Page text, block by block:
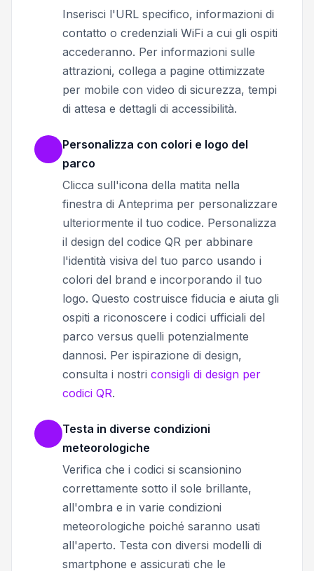
Inserisci l'URL specifico, informazioni di
contatto o credenziali WiFi a cui gli ospiti
accederanno. Per informazioni sulle
attrazioni, collega a pagine ottimizzate
per mobile con video di sicurezza, tempi
di attesa e dettagli di accessibilità.
Personalizza con colori e logo del
parco
Clicca sull'icona della matita nella
finestra di Anteprima per personalizzare
ulteriormente il tuo codice. Personalizza
il design del codice QR per abbinare
l'identità visiva del tuo parco usando i
colori del brand e incorporando il tuo
logo. Questo costruisce fiducia e aiuta gli
ospiti a riconoscere i codici ufficiali del
parco versus quelli potenzialmente
dannosi. Per ispirazione di design,
consulta i nostri consigli di design per
codici QR.
Testa in diverse condizioni
meteorologiche
Verifica che i codici si scansionino
correttamente sotto il sole brillante,
all'ombra e in varie condizioni
meteorologiche poiché saranno usati
all'aperto. Testa con diversi modelli di
smartphone e assicurati che le